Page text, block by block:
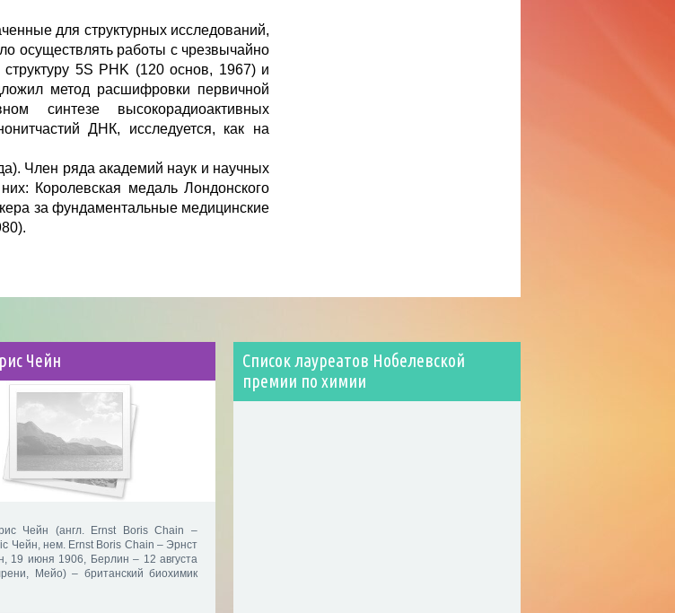
для структурных исследований,
осуществлять работы с чрезвычайно
5S PHK (120 основ, 1967) и
метод расшифровки первичной
синтезе высокорадиоактивных
ДНК, исследуется, как на
Член ряда академий наук и научных
Королевская медаль Лондонского
за фундаментальные медицинские
Чейн
Чейн (англ. Ernst Boris Chain –
Чейн, нем. Ernst Boris Chain – Эрнст
19 июня 1906, Берлин – 12 августа
Мейо) – британский биохимик
Список лауреатов Нобелевской
премии по химии